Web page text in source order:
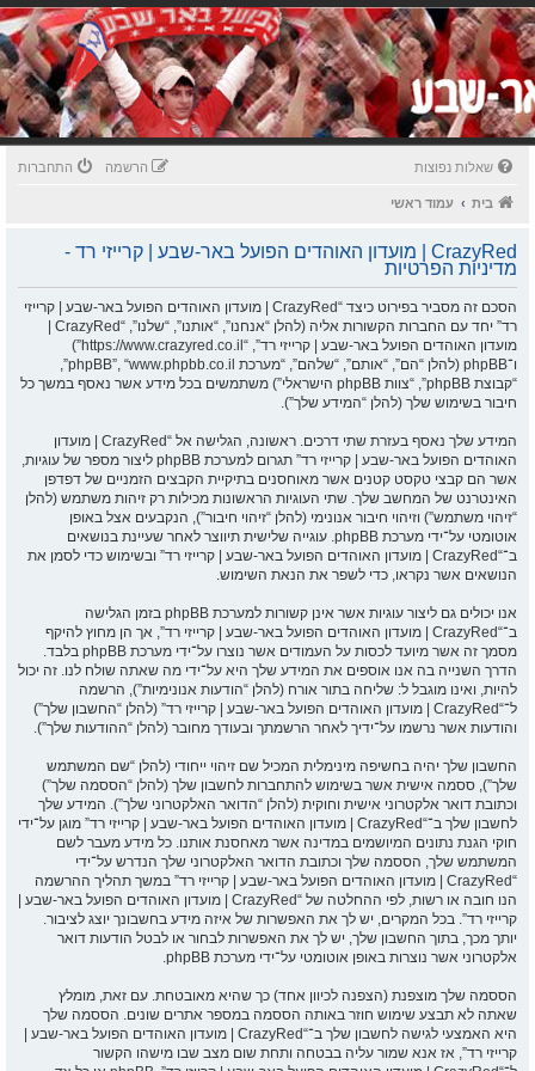
שאלות נפוצות התחברות הרשמה
בית עמוד ראשי
CrazyRed | מועדון האוהדים הפועל באר-שבע | קרייזי רד -
מדיניות הפרטיות
הסכם זה מסביר בפירוט כיצד “CrazyRed | מועדון האוהדים הפועל באר-שבע | קרייזי
מועדון האוהדים הפועל באר-שבע | קרייזי רד”, “https://www.crazyred.co.il”)
ו־phpBB (להלן “הם”, “אותם”, “שלהם”, “מערכת phpBB”, “www.phpbb.co.il”,
“קבוצת phpBB”, “צוות phpBB הישראלי”) משתמשים בכל מידע אשר נאסף במשך כל
חיבור בשימוש שלך (להלן “המידע שלך”).
המידע שלך נאסף בעזרת שתי דרכים. ראשונה, הגלישה אל “CrazyRed | מועדון
האוהדים הפועל באר-שבע | קרייזי רד” תגרום למערכת phpBB ליצור מספר של עוגיות,
אשר הם קבצי טקסט קטנים אשר מאוחסנים בתיקיית הקבצים הזמניים של דפדפן
האינטרנט של המחשב שלך. שתי העוגיות הראשונות מכילות רק זיהות משתמש (להלן
“זיהוי משתמש”) וזיהוי חיבור אנונימי (להלן “זיהוי חיבור”), הנקבעים אצל באופן
אוטומטי על־ידי מערכת phpBB. עוגייה שלישית תיווצר לאחר שעיינת בנושאים
ב־“CrazyRed | מועדון האוהדים הפועל באר-שבע | קרייזי רד” ובשימוש כדי לסמן את
הנושאים אשר נקראו, כדי לשפר את הנאת השימוש.
אנו יכולים גם ליצור עוגיות אשר אינן קשורות למערכת phpBB בזמן הגלישה
ב־“CrazyRed | מועדון האוהדים הפועל באר-שבע | קרייזי רד”, אך הן מחוץ להיקף
מסמך זה אשר מיועד לכסות על העמודים אשר נוצרו על־ידי מערכת phpBB בלבד.
הדרך השנייה בה אנו אוספים את המידע שלך היא על־ידי מה שאתה שולח לנו. זה יכול
להיות, ואינו מוגבל ל: שליחה בתור אורח (להלן “הודעות אנונימיות”), הרשמה
ל־“CrazyRed | מועדון האוהדים הפועל באר-שבע | קרייזי רד” (להלן “החשבון שלך”)
והודעות אשר נרשמו על־ידיך לאחר הרשמתך ובעודך מחובר (להלן “ההודעות שלך”).
החשבון שלך יהיה בחשיפה מינימלית המכיל שם זיהוי ייחודי (להלן “שם המשתמש
שלך”), ססמה אישית אשר בשימוש להתחברות לחשבון שלך (להלן “הססמה שלך”)
וכתובת דואר אלקטרוני אישית וחוקית (להלן “הדואר האלקטרוני שלך”). המידע שלך
לחשבון שלך ב־“CrazyRed | מועדון האוהדים הפועל באר-שבע | קרייזי רד” מוגן על־ידי
חוקי הגנת נתונים המיושמים במדינה אשר מאחסנת אותנו. כל מידע מעבר לשם
המשתמש שלך, הססמה שלך וכתובת הדואר האלקטרוני שלך הנדרש על־ידי
“CrazyRed | מועדון האוהדים הפועל באר-שבע | קרייזי רד” במשך תהליך ההרשמה
הנו חובה או רשות, לפי ההחלטה של “CrazyRed | מועדון האוהדים הפועל באר-שבע |
קרייזי רד”. בכל המקרים, יש לך את האפשרות של איזה מידע בחשבונך יוצג לציבור.
יותך מכך, בתוך החשבון שלך, יש לך את האפשרות לבחור או לבטל הודעות דואר
אלקטרוני אשר נוצרות באופן אוטומטי על־ידי מערכת phpBB.
הססמה שלך מוצפנת (הצפנה לכיוון אחד) כך שהיא מאובטחת. עם זאת, מומלץ
שאתה לא תבצע שימוש חוזר באותה הססמה במספר אתרים שונים. הססמה שלך
היא האמצעי לגישה לחשבון שלך ב־“CrazyRed | מועדון האוהדים הפועל באר-שבע |
קרייזי רד”, אז אנא שמור עליה בבטחה ותחת שום מצב שבו מישהו הקשור